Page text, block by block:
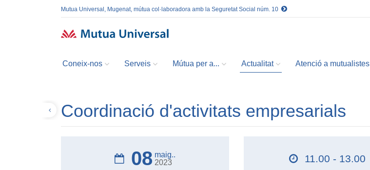
Mutua Universal, Mugenat, mútua col·laboradora amb la Seguretat Social núm. 10
Coneix-nos Serveis Mútua per a... Actualitat Atenció a mutualistes
Coordinació d'activitats empresarials
08 maig..
2023
11.00 - 13.00